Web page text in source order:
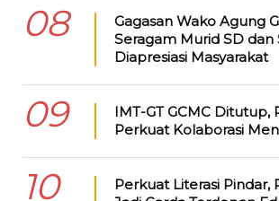
08
Gagasan Wako Agung
Seragam Murid SD dan
Diapresiasi Masyarakat
09
IMT-GT GCMC Ditutup,
Perkuat Kolaborasi
10
Perkuat Literasi Pindar,